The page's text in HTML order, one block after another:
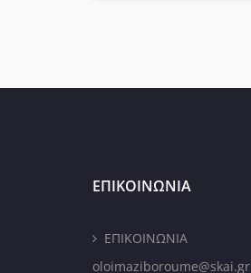
ΕΠΙΚΟΙΝΩΝΙΑ
ΕΠΙΚΟΙΝΩΝΙΑ
oloimaziboroume@skai.gr